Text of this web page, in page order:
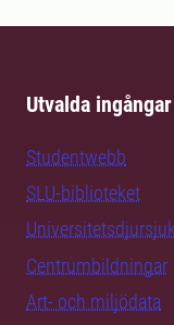
Utvalda ingångar
Studentwebb
SLU-biblioteket
Centrumbildningar
Art- och miljödata